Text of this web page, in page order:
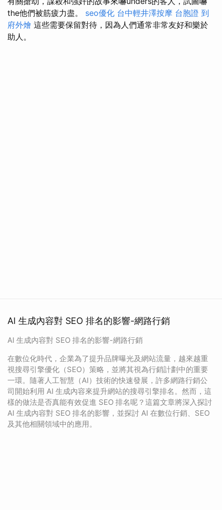
the他們被筋疲力盡。 seo優化 台中輕井澤按摩 台胞證 到
府外燴 這些需要保留對待，因為人們通常非常友好和樂於
助人。
AI 生成內容對 SEO 排名的影響-網路行銷
AI 生成內容對 SEO 排名的影響-網路行銷
在數位化時代，企業為了提升品牌曝光及網站流量，越來越重
視搜尋引擎優化（SEO）策略，並將其視為行銷計劃中的重要
一環。隨著人工智慧（AI）技術的快速發展，許多網路行銷公
司開始利用 AI 生成內容來提升網站的搜尋引擎排名。然而，這
樣的做法是否真能有效促進 SEO 排名呢？這篇文章將深入探討
AI 生成內容對 SEO 排名的影響，並探討 AI 在數位行銷、SEO
及其他相關領域中的應用。